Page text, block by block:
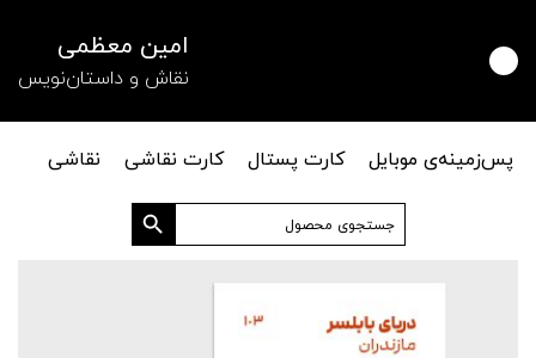
امین معظمی
نقاش و داستان‌نویس
پس‌زمینه‌ی موبایل کارت پستال کارت نقاشی
نقاشی
جستجو
برای:
دکمه جستجو